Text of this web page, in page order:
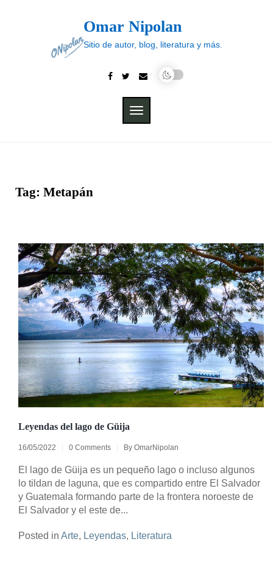
Omar Nipolan
Sitio de autor, blog, literatura y más.
TOGGLE
NAVIGATION
Tag: Metapán
Leyendas del lago de Güija
16/05/2022 0 Comments By OmarNipolan
El lago de Güija es un pequeño lago o incluso algunos
lo tildan de laguna, que es compartido entre El Salvador
y Guatemala formando parte de la frontera noroeste de
El Salvador y el este de...
Posted in Arte, Leyendas, Literatura